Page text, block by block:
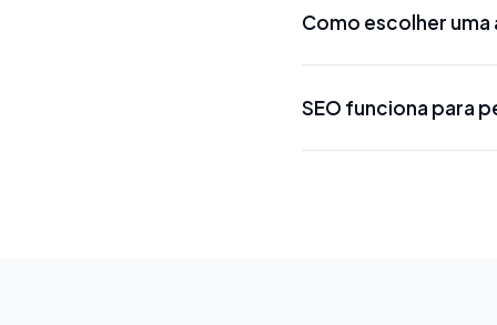
projeto. Projetos
Como escolher uma
conhecimento das
SEO funciona para